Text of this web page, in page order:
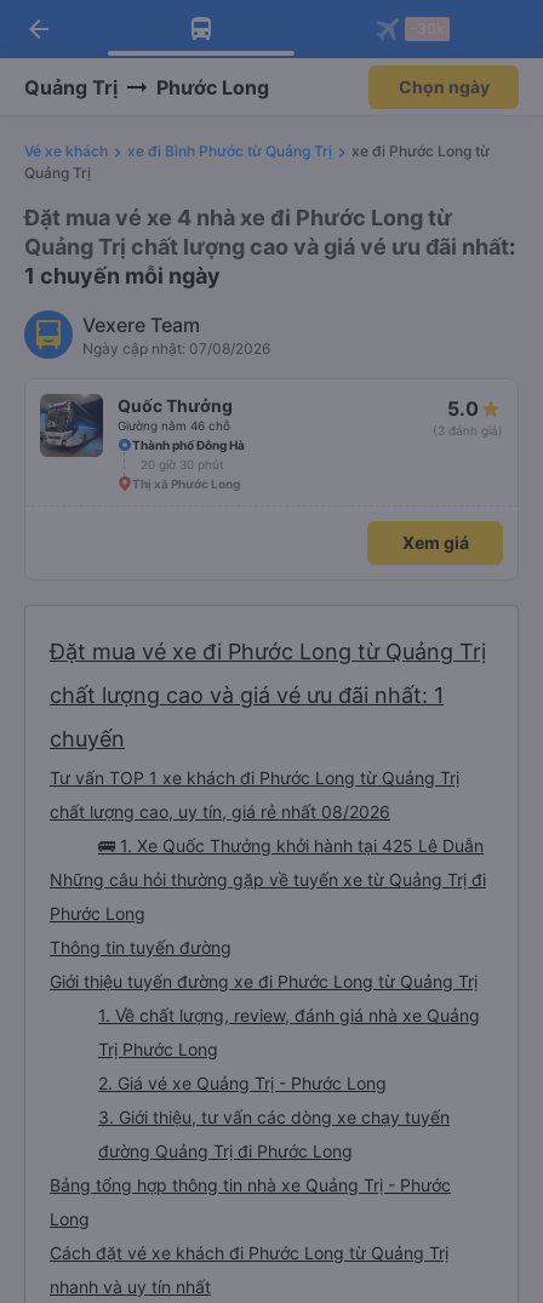
Tải app Vexere ngay!
Nhận ưu đãi thành viên độc
Mở app
Tải app Vexere
-30k/ghế khi đặt vé máy bay qua
Mở app
arrow_back
Quảng Trị Phước Long Chọn ngày
Vé xe khách xe đi Bình Phước từ Quảng Trị
xe đi Phước Long từ
Quảng Trị
Đặt mua vé xe 4 nhà xe đi Phước Long từ
Quảng Trị chất lượng cao và giá vé ưu đãi nhất:
1 chuyến mỗi ngày
Vexere Team
Ngày cập nhật: 07/08/2026
Quốc Thưởng
Giường nằm 46 chỗ
5.0
(3 đánh giá)
Thành phố Đông Hà
20 giờ 30 phút
Thị xã Phước Long
Xem giá
Đặt mua vé xe đi Phước Long từ Quảng Trị
chất lượng cao và giá vé ưu đãi nhất: 1
chuyến
Tư vấn TOP 1 xe khách đi Phước Long từ Quảng Trị
chất lượng cao, uy tín, giá rẻ nhất 08/2026
🚌 1. Xe Quốc Thưởng khởi hành tại 425 Lê Duẫn
Những câu hỏi thường gặp về tuyến xe từ Quảng Trị đi
Phước Long
Thông tin tuyến đường
Giới thiệu tuyến đường xe đi Phước Long từ Quảng Trị
1. Về chất lượng, review, đánh giá nhà xe Quảng
Trị Phước Long
2. Giá vé xe Quảng Trị - Phước Long
3. Giới thiệu, tư vấn các dòng xe chạy tuyến
đường Quảng Trị đi Phước Long
Bảng tổng hợp thông tin nhà xe Quảng Trị - Phước
Long
Cách đặt vé xe khách đi Phước Long từ Quảng Trị
nhanh và uy tín nhất